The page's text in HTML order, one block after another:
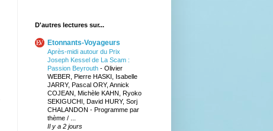
D'autres lectures sur...
Etonnants-Voyageurs
Après-midi autour du Prix
Joseph Kessel de La Scam :
Passion Beyrouth - Olivier
WEBER, Pierre HASKI, Isabelle
JARRY, Pascal ORY, Annick
COJEAN, Michèle KAHN, Ryoko
SEKIGUCHI, David HURY, Sorj
CHALANDON - Programme par
thème / ...
Il y a 2 jours